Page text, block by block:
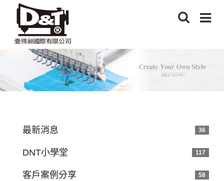
最新消息 36
DNT小學堂 117
客戶案例分享 58